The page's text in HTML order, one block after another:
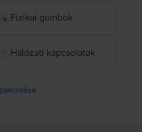
Fizikai gombok
Hálózati kapcsolatok